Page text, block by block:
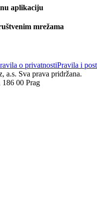
aplikaciju
mrežama
o privatnostiPravila i
a.s. Sva prava pridržana.
00 Prag